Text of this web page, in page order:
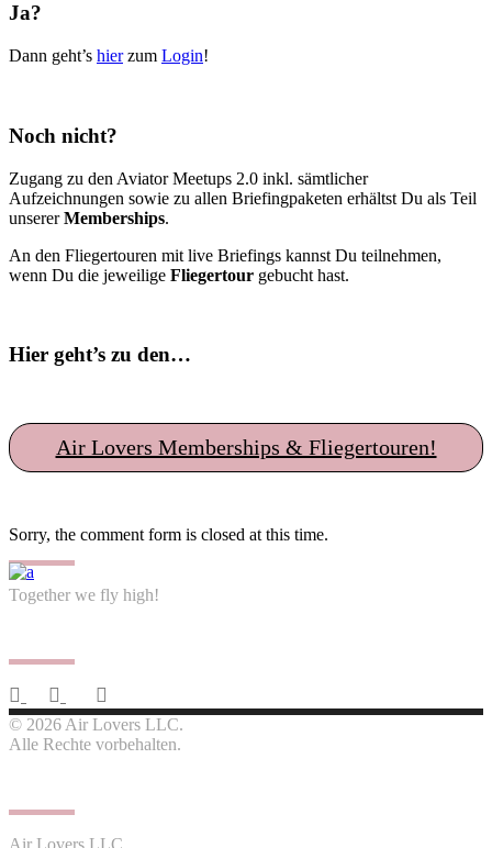
Ja?
Dann geht’s hierzum Login!
Noch nicht?
Zugang zu den Aviator Meetups 2.0 inkl. sämtlicher
Aufzeichnungen sowie zu allen Briefingpaketen erhältst Du als Teil
unsererMemberships.
An den Fliegertouren mit live Briefings kannst Du teilnehmen,
wenn Du die jeweilige Fliegertour gebucht hast.
Hier geht’s zu den…
Air Lovers Memberships & Fliegertouren!
Sorry, the comment form is closed at this time.
Together we fly high!
© 2026 Air Lovers LLC.
Alle Rechte vorbehalten.
Air Lovers LLC